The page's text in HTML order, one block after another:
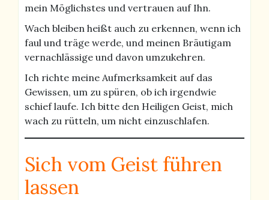
mein Möglichstes und vertrauen auf Ihn.
Wach bleiben heißt auch zu erkennen, wenn ich
faul und träge werde, und meinen Bräutigam
vernachlässige und davon umzukehren.
Ich richte meine Aufmerksamkeit auf das
Gewissen, um zu spüren, ob ich irgendwie
schief laufe. Ich bitte den Heiligen Geist, mich
wach zu rütteln, um nicht einzuschlafen.
Sich vom Geist führen
lassen